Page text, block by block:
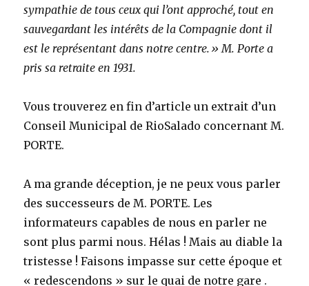
sympathie de tous ceux qui l’ont approché, tout en
sauvegardant les intérêts de la Compagnie dont il
est le représentant dans notre centre.» M. Porte a
pris sa retraite en 1931.
Vous trouverez en fin d’article un extrait d’un
Conseil Municipal de RioSalado concernant M.
PORTE.
A ma grande déception, je ne peux vous parler
des successeurs de M. PORTE. Les
informateurs capables de nous en parler ne
sont plus parmi nous. Hélas ! Mais au diable la
tristesse ! Faisons impasse sur cette époque et
« redescendons » sur le quai de notre gare .